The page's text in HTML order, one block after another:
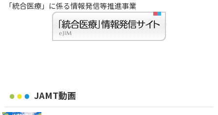
「統合医療」に係る情報発信等推進事業
JAMT動画